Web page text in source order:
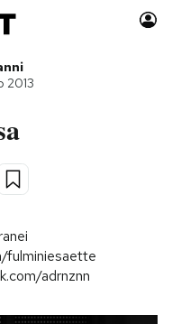
Libri
Storie/Idee
Boomer!
2013
fulminiesaette
adrnznn